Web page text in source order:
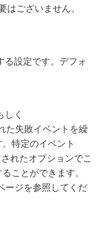
ございません。
設定です。デフォ
しく
た失敗イベントを繰
特定のイベント
れたオプションでこ
ことができます。
ージを参照してくだ